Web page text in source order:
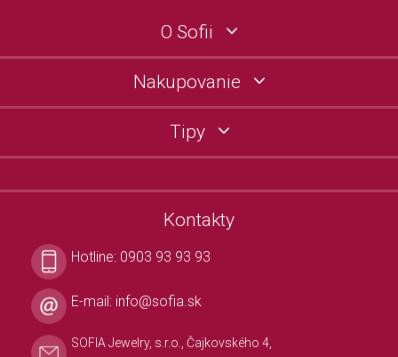
O Sofii
Nakupovanie
Tipy
Kontakty
Hotline: 0903 93 93 93
E-mail: info@sofia.sk
SOFIA Jewelry, s.r.o., Čajkovského 4,